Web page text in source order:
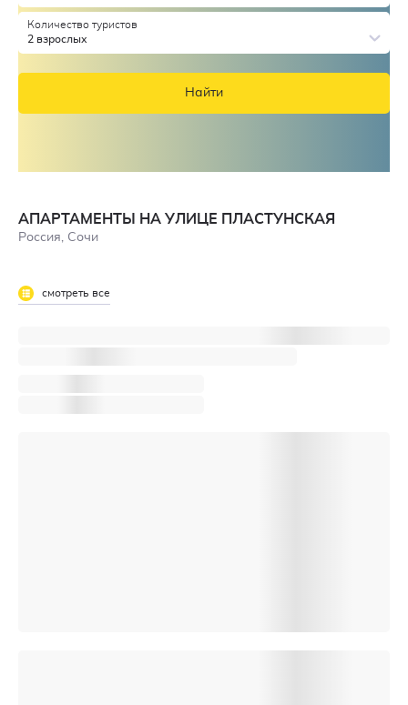
Количество туристов
2 взрослых
Найти
АПАРТАМЕНТЫ НА УЛИЦЕ ПЛАСТУНСКАЯ
Россия, Сочи
смотреть все